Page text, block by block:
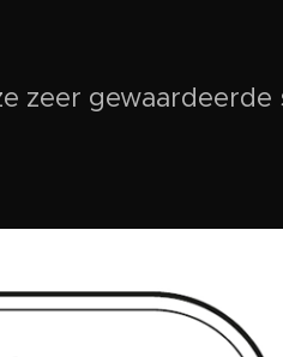
zeer gewaardeerde